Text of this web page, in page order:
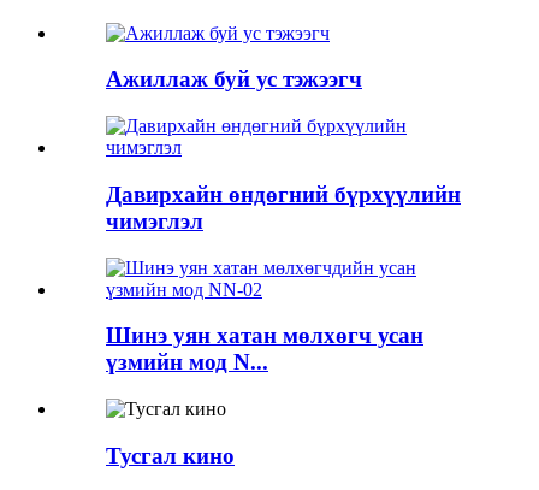
Ажиллаж буй ус тэжээгч
Давирхайн өндөгний бүрхүүлийн
чимэглэл
Шинэ уян хатан мөлхөгч усан
үзмийн мод N...
Тусгал кино